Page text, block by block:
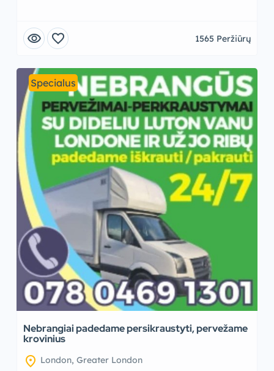
visibility favorite 1565 Peržiūrų
Specialus
Nebrangiai padedame persikraustyti, pervežame
krovinius
location_on London, Greater London